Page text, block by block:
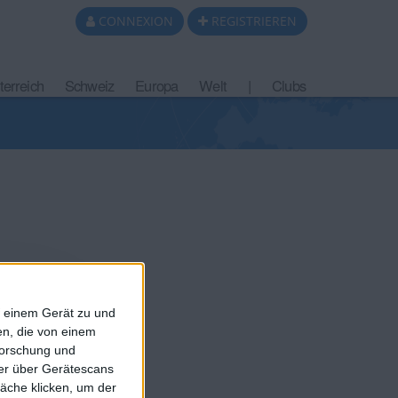
Gerät zu und
die von einem
und
über Gerätescans
klicken, um der
CONNEXION REGISTRIEREN
Schweiz Europa Welt Clubs